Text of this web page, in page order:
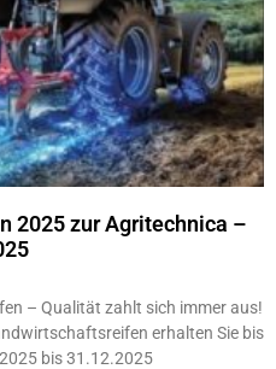
2025 zur Agritechnica –
– Qualität zahlt sich immer aus!
erhalten Sie bis
bis 31.12.2025